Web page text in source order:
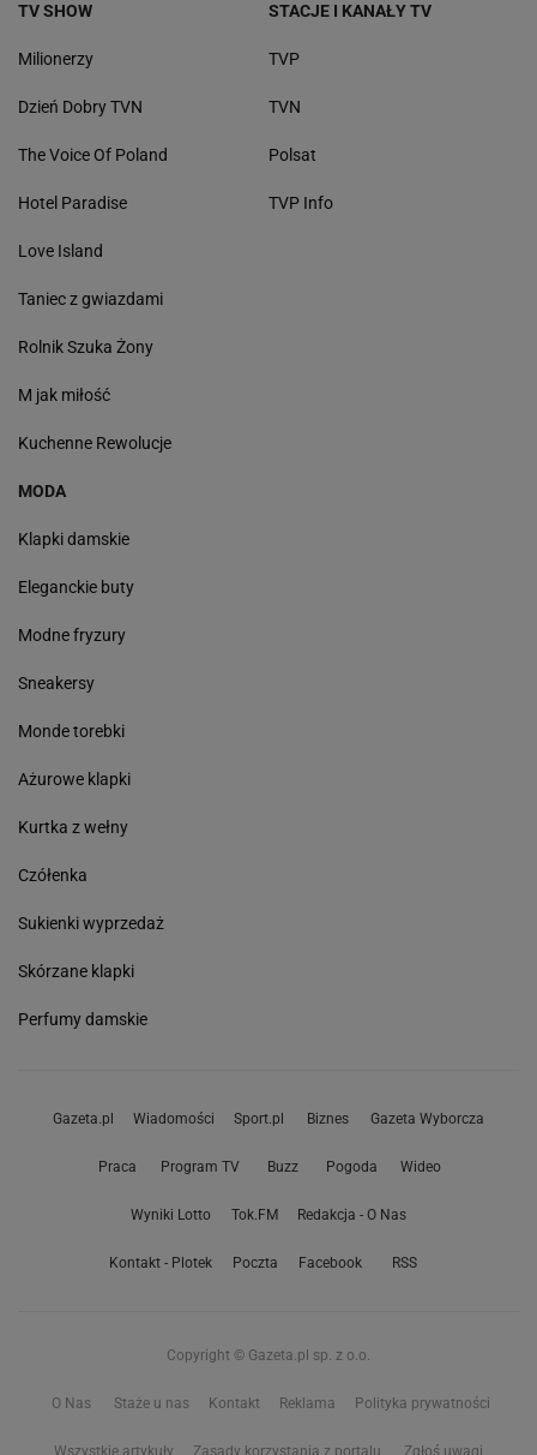
TV SHOW
Milionerzy
Dzień Dobry TVN
The Voice Of Poland
Hotel Paradise
Love Island
Taniec z gwiazdami
Rolnik Szuka Żony
M jak miłość
Kuchenne Rewolucje
STACJE I KANAŁY TV
TVP
TVN
Polsat
TVP Info
MODA
Klapki damskie
Eleganckie buty
Modne fryzury
Sneakersy
Monde torebki
Ażurowe klapki
Kurtka z wełny
Czółenka
Sukienki wyprzedaż
Skórzane klapki
Perfumy damskie
Gazeta.pl Wiadomości Sport.pl Biznes Gazeta Wyborcza
Praca Program TV Buzz Pogoda Wideo
Wyniki Lotto Tok.FM Redakcja - O Nas
Kontakt - Plotek Poczta Facebook RSS
Copyright © Gazeta.pl sp. z o.o.
O Nas Staże u nas Kontakt Reklama Polityka prywatności